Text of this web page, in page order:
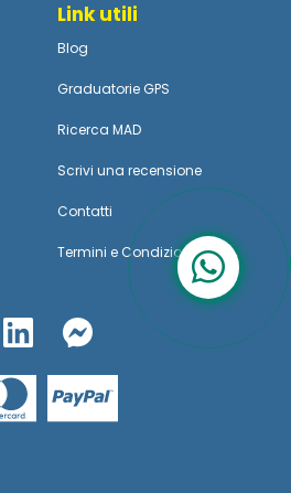
Link utili
Blog
Graduatorie GPS
Ricerca MAD
Scrivi una recensione
Contatti
Termini e Condizioni